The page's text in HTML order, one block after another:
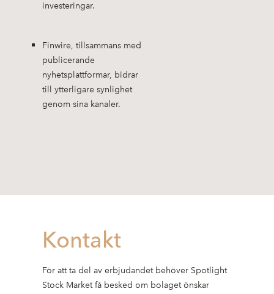
investeringar.
Finwire, tillsammans med
publicerande
nyhetsplattformar, bidrar
till ytterligare synlighet
genom sina kanaler.
Kontakt
För att ta del av erbjudandet behöver Spotlight
Stock Market få besked om bolaget önskar